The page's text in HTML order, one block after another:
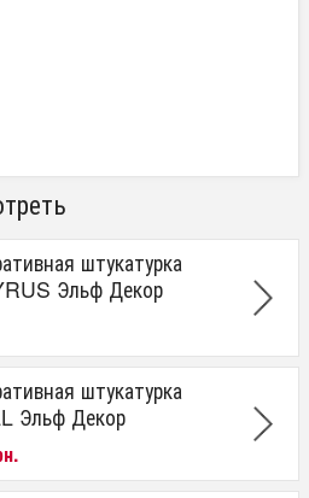
штукатурка
Эльф Декор
штукатурка
Эльф Декор